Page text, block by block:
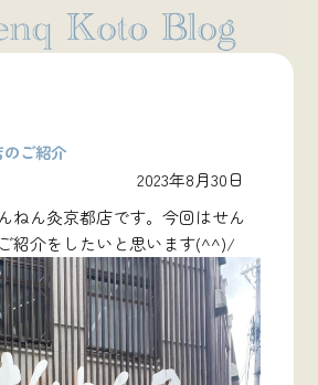
ご紹介
2023年8月30日
ねん灸京都店です。今回はせん
紹介をしたいと思います(^^)/